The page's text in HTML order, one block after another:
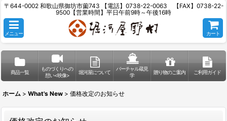
〒644-0002 和歌山県御坊市薗743 【電話】0738-22-0063 【FAX】0738-22-
9500【営業時間】平日午前9時～午後16時
メニュー カート
商品一覧
ものづくりへの
想い<映像>
堀河屋について
バーチャル蔵見
学
贈り物のご案内 ご利用ガイド
ホーム > What's New > 価格改定のお知らせ